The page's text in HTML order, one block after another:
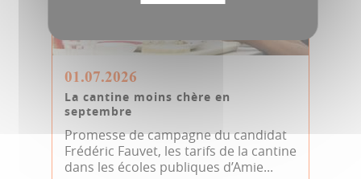
01.07.2026
La cantine moins chère en
septembre
Promesse de campagne du candidat
Frédéric Fauvet, les tarifs de la cantine
dans les écoles publiques d’Amie...